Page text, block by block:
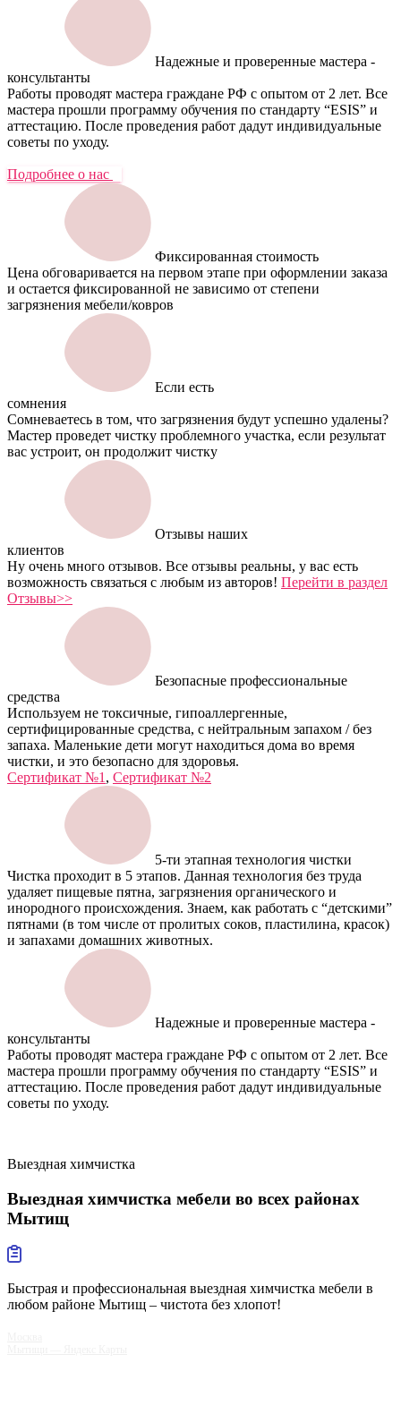
Надежные и проверенные мастера -
консультанты
Работы проводят мастера граждане РФ с опытом от 2 лет. Все
мастера прошли программу обучения по стандарту “ESIS” и
аттестацию. После проведения работ дадут индивидуальные
советы по уходу.
Подробнее о нас
Фиксированная стоимость
Цена обговаривается на первом этапе при оформлении заказа
и остается фиксированной не зависимо от степени
загрязнения мебели/ковров
Если есть
сомнения
Сомневаетесь в том, что загрязнения будут успешно удалены?
Мастер проведет чистку проблемного участка, если результат
вас устроит, он продолжит чистку
Отзывы наших
клиентов
Ну очень много отзывов. Все отзывы реальны, у вас есть
возможность связаться с любым из авторов! Перейти в раздел
Отзывы>>
Безопасные профессиональные
средства
Используем не токсичные, гипоаллергенные,
сертифицированные средства, с нейтральным запахом / без
запаха. Маленькие дети могут находиться дома во время
чистки, и это безопасно для здоровья.
Сертификат №1 , Сертификат №2
5-ти этапная технология чистки
Чистка проходит в 5 этапов. Данная технология без труда
удаляет пищевые пятна, загрязнения органического и
инородного происхождения. Знаем, как работать с “детскими”
пятнами (в том числе от пролитых соков, пластилина, красок)
и запахами домашних животных.
Надежные и проверенные мастера -
консультанты
Работы проводят мастера граждане РФ с опытом от 2 лет. Все
мастера прошли программу обучения по стандарту “ESIS” и
аттестацию. После проведения работ дадут индивидуальные
советы по уходу.
Выездная химчистка
Выездная химчистка мебели во всех районах
Мытищ
Быстрая и профессиональная выездная химчистка мебели в
любом районе Мытищ – чистота без хлопот!